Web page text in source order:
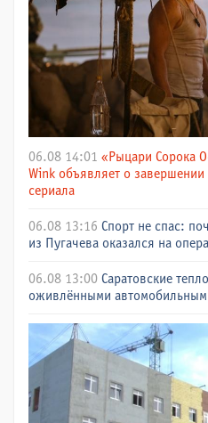
06.08 14:01 «Рыцари Сорока
Wink объявляет о завершении
сериала
06.08 13:16 Спорт не спас:
из Пугачева оказался на
06.08 13:00 Саратовские
оживлёнными